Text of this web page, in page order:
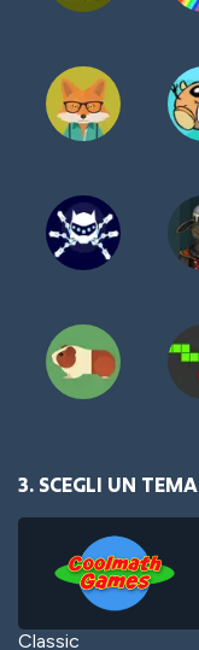
3. SCEGLI UN TEMA
Classic